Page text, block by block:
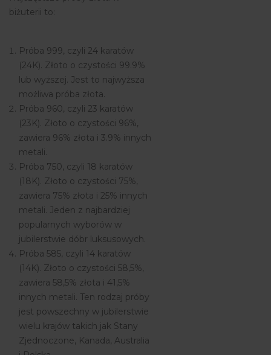
biżuterii to:
Próba 999, czyli 24 karatów
(24K). Złoto o czystości 99.9%
lub wyższej. Jest to najwyższa
możliwa próba złota.
Próba 960, czyli 23 karatów
(23K). Złoto o czystości 96%,
zawiera 96% złota i 3.9% innych
metali.
Próba 750, czyli 18 karatów
(18K). Złoto o czystości 75%,
zawiera 75% złota i 25% innych
metali. Jeden z najbardziej
popularnych wyborów w
jubilerstwie dóbr luksusowych.
Próba 585, czyli 14 karatów
(14K). Złoto o czystości 58,5%,
zawiera 58,5% złota i 41,5%
innych metali. Ten rodzaj próby
jest powszechny w jubilerstwie
wielu krajów takich jak Stany
Zjednoczone, Kanada, Australia